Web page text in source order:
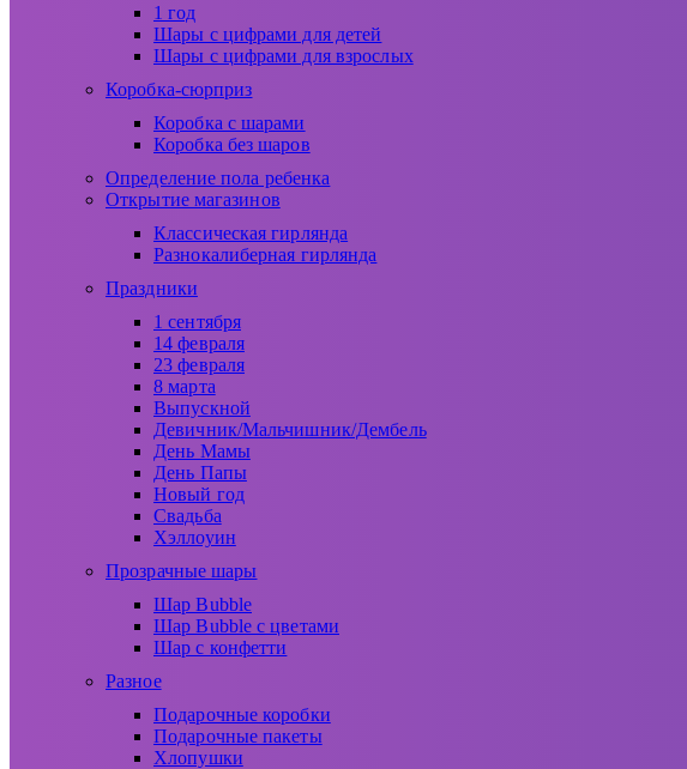
1 год
Шары с цифрами для детей
Шары с цифрами для взрослых
Коробка-сюрприз
Коробка с шарами
Коробка без шаров
Определение пола ребенка
Открытие магазинов
Классическая гирлянда
Разнокалиберная гирлянда
Праздники
1 сентября
14 февраля
23 февраля
8 марта
Выпускной
Девичник/Мальчишник/Дембель
День Мамы
День Папы
Новый год
Свадьба
Хэллоуин
Прозрачные шары
Шар Bubble
Шар Bubble с цветами
Шар с конфетти
Разное
Подарочные коробки
Подарочные пакеты
Хлопушки